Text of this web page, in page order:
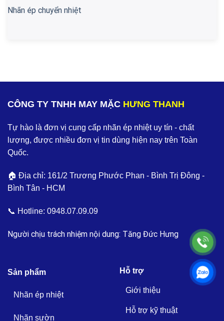
Nhãn ép chuyển nhiệt
CÔNG TY TNHH MAY MẶC HƯNG THANH
Tự hào là đơn vị cung cấp nhãn ép nhiệt uy tín - chất
lượng, được nhiều đơn vị tin dùng hiện nay trên Toàn
Quốc.
🏠 Địa chỉ: 161/2 Trương Phước Phan - Bình Trị Đông -
Bình Tân - HCM
📞 Hotline: 0948.07.09.09
Người chịu trách nhiệm nội dung: Tăng Đức Hưng
Sản phẩm
Nhãn ép nhiệt
Nhãn sườn
Hỗ trợ
Giới thiệu
Hỗ trợ kỹ thuật